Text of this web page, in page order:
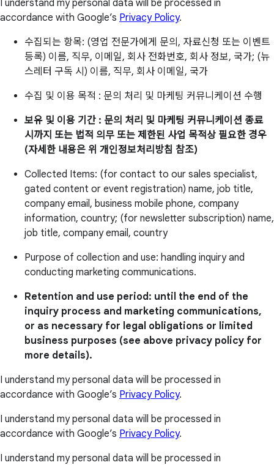
I understand my personal data will be processed in
accordance with Google’s Privacy Policy.
수집되는 항목: (영업 전문가에게 문의, 자료신청 또는 이벤트
등록) 이름, 직무, 이메일, 회사 전화번호, 회사 정보, 국가; (뉴
스레터 구독 시) 이름, 직무, 회사 이메일, 국가
수집 및 이용 목적 : 문의 처리 및 마케팅 커뮤니케이션 수행
보유 및 이용 기간 : 문의 처리 및 마케팅 커뮤니케이션 종료
시까지 또는 법적 의무 또는 제한된 사업 목적상 필요한 경우
(자세한 내용은 위 개인정보처리방침 참조)
Collected Items: (for contact to our sales specialist,
gated content or event registration) name, job title,
company email, business mobile phone, company
information, country; (for newsletter subscription) name,
job title, company email, country
Purpose of collection and use: handling inquiry and
conducting marketing communications.
Retention and use period: until the end of the
inquiry process and marketing communications,
or as necessary for legal obligations or limited
business purposes (see above privacy policy for
more details).
I understand my personal data will be processed in
accordance with Google’s Privacy Policy.
I understand my personal data will be processed in
accordance with Google’s Privacy Policy.
I understand my personal data will be processed in